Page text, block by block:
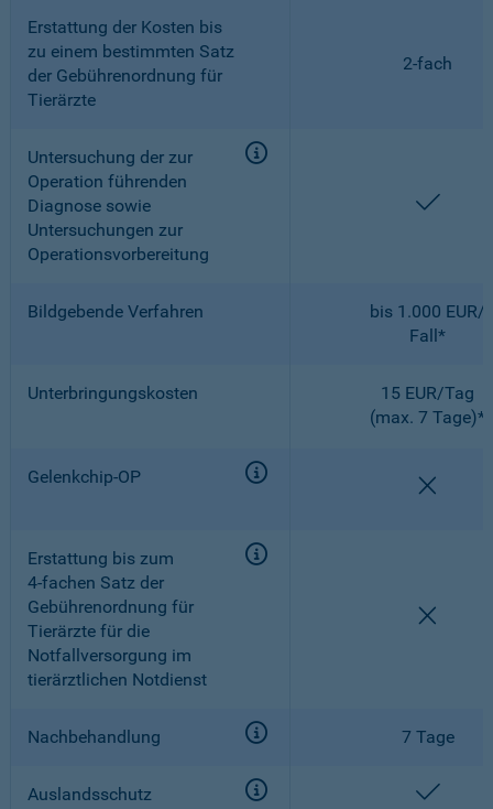
Erstattung der Kosten bis
zu einem bestimmten Satz
der Gebührenordnung für
Tierärzte
2-fach
Untersuchung der zur
Operation führenden
Diagnose sowie
Untersuchungen zur
Operationsvorbereitung
Bildgebende Verfahren
bis 1.000 EUR/
Fall*
Unterbringungskosten
15 EUR/Tag
(max. 7 Tage)*
Gelenkchip-OP
Erstattung bis zum
4-fachen Satz der
Gebührenordnung für
Tierärzte für die
Notfallversorgung im
tierärztlichen Notdienst
Nachbehandlung 7 Tage
Auslandsschutz